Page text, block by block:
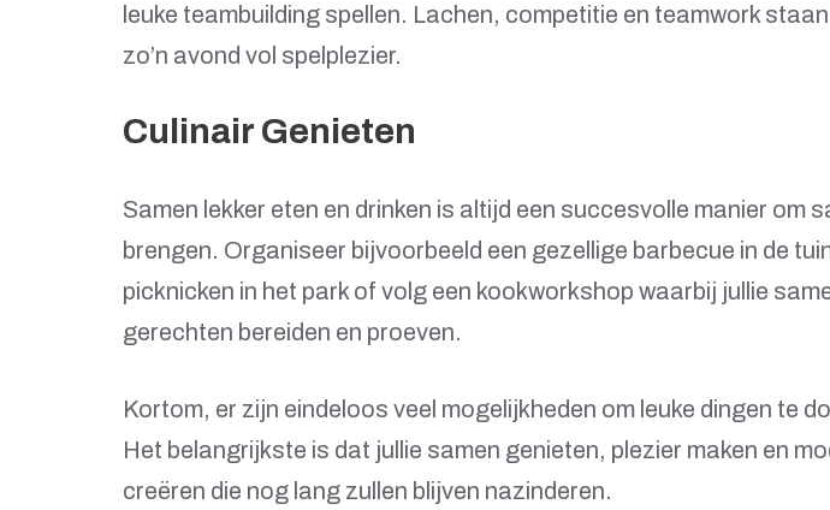
leuke teambuilding spellen. Lachen, competitie en teamwork
zo’n avond vol spelplezier.
Culinair Genieten
Samen lekker eten en drinken is altijd een succesvolle manier om
brengen. Organiseer bijvoorbeeld een gezellige barbecue in de
picknicken in het park of volg een kookworkshop waarbij jullie
gerechten bereiden en proeven.
Kortom, er zijn eindeloos veel mogelijkheden om leuke dingen te
Het belangrijkste is dat jullie samen genieten, plezier maken en
creëren die nog lang zullen blijven nazinderen.